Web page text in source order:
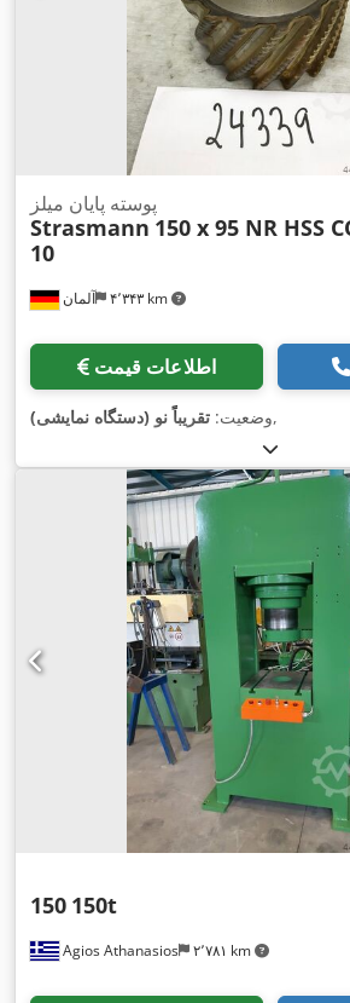
آلمان ۴٬۳۴۳ km
پوسته پایان میلز
Strasmann 150 x 95 NR HSS
10
اطلاعات قیمت
وضعیت: تقریباً نو (دستگاه نمایشی) ,
Agios Athanasios ۲٬۷۸۱ km
150 150t